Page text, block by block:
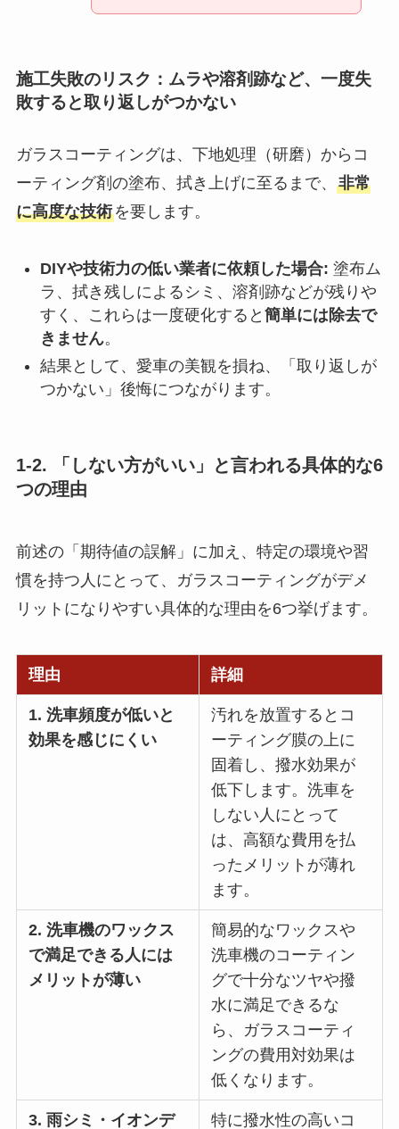
施工失敗のリスク：ムラや溶剤跡など、一度失
敗すると取り返しがつかない
ガラスコーティングは、下地処理（研磨）からコ
ーティング剤の塗布、拭き上げに至るまで、 非常
に高度な技術を要します。
DIYや技術力の低い業者に依頼した場合: 塗布ム
ラ、拭き残しによるシミ、溶剤跡などが残りや
すく、これらは一度硬化すると 簡単には除去で
きません。
結果として、愛車の美観を損ね、「取り返しが
つかない」後悔につながります。
1-2. 「しない方がいい」と言われる具体的な6
つの理由
前述の「期待値の誤解」に加え、特定の環境や習
慣を持つ人にとって、ガラスコーティングがデメ
リットになりやすい具体的な理由を6つ挙げます。
理由 詳細
1. 洗車頻度が低いと
効果を感じにくい
汚れを放置するとコ
ーティング膜の上に
固着し、撥水効果が
低下します。洗車を
しない人にとって
は、高額な費用を払
ったメリットが薄れ
ます。
2. 洗車機のワックス
で満足できる人には
メリットが薄い
簡易的なワックスや
洗車機のコーティン
グで十分なツヤや撥
水に満足できるな
ら、ガラスコーティ
ングの費用対効果は
低くなります。
3. 雨シミ・イオンデ 特に撥水性の高いコ